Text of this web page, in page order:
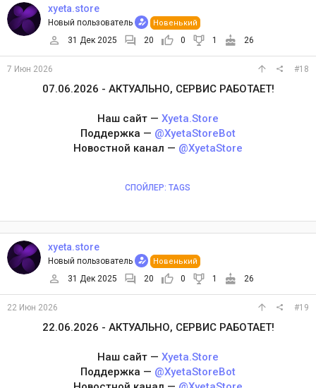
xyeta.store
Новый пользователь Новенький
31 Дек 2025 20 0 1 26
7 Июн 2026 #18
07.06.2026 - АКТУАЛЬНО, СЕРВИС РАБОТАЕТ!
Наш сайт — Xyeta.Store
Поддержка — @XyetaStoreBot
Новостной канал — @XyetaStore
СПОЙЛЕР: TAGS
xyeta.store
Новый пользователь Новенький
31 Дек 2025 20 0 1 26
22 Июн 2026 #19
22.06.2026 - АКТУАЛЬНО, СЕРВИС РАБОТАЕТ!
Наш сайт — Xyeta.Store
Поддержка — @XyetaStoreBot